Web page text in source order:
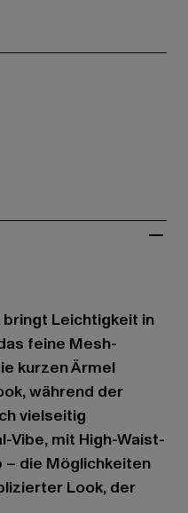
Leichtigkeit in
feine Mesh-
kurzen Ärmel
während der
vielseitig
Vibe, mit High-Waist-
– die Möglichkeiten
Look, der